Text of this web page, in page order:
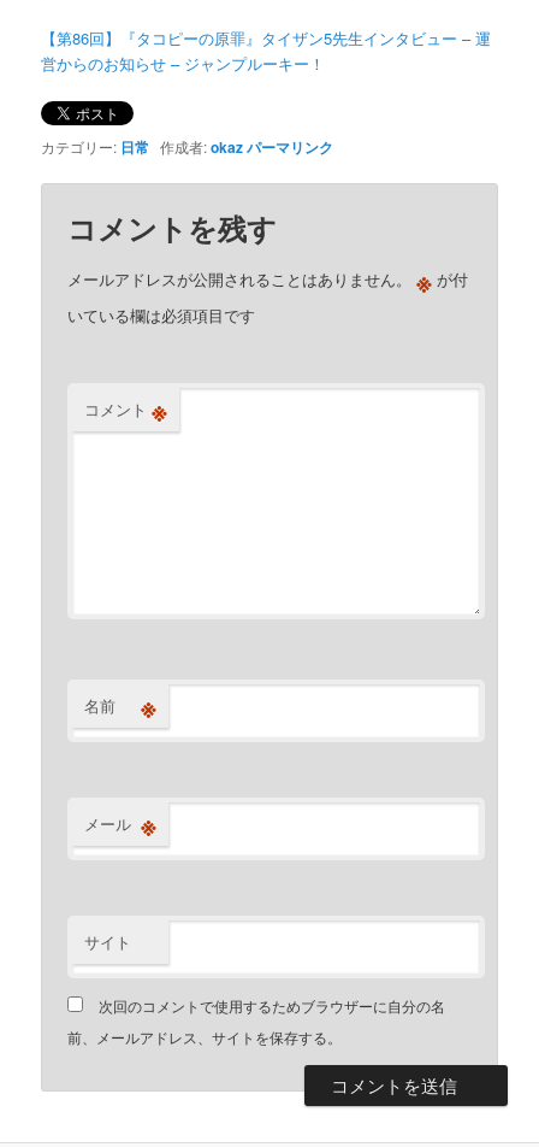
【第86回】『タコピーの原罪』タイザン5先生インタビュー – 運
営からのお知らせ – ジャンプルーキー！
カテゴリー: 日常 作成者:okazパーマリンク
コメントを残す
メールアドレスが公開されることはありません。 ※ が付
いている欄は必須項目です
コメント ※
名前 ※
メール ※
サイト
次回のコメントで使用するためブラウザーに自分の名
前、メールアドレス、サイトを保存する。